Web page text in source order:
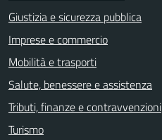
Giustizia e sicurezza pubblica
Imprese e commercio
Mobilità e trasporti
Salute, benessere e assistenza
Tributi, finanze e contravvenzioni
Turismo